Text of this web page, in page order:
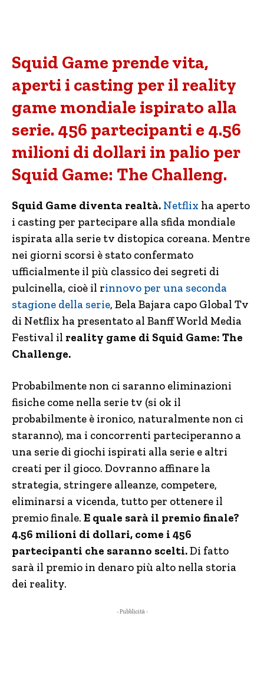
Squid Game prende vita,
aperti i casting per il reality
game mondiale ispirato alla
serie. 456 partecipanti e 4.56
milioni di dollari in palio per
Squid Game: The Challeng.
Squid Game diventa realtà. Netflix ha aperto
i casting per partecipare alla sfida mondiale
ispirata alla serie tv distopica coreana. Mentre
nei giorni scorsi è stato confermato
ufficialmente il più classico dei segreti di
pulcinella, cioè il rinnovo per una seconda
stagione della serie, Bela Bajara capo Global Tv
di Netflix ha presentato al Banff World Media
Festival il reality game di Squid Game: The
Challenge.
Probabilmente non ci saranno eliminazioni
fisiche come nella serie tv (si ok il
probabilmente è ironico, naturalmente non ci
staranno), ma i concorrenti parteciperanno a
una serie di giochi ispirati alla serie e altri
creati per il gioco. Dovranno affinare la
strategia, stringere alleanze, competere,
eliminarsi a vicenda, tutto per ottenere il
premio finale. E quale sarà il premio finale?
4.56 milioni di dollari, come i 456
partecipanti che saranno scelti.Di fatto
sarà il premio in denaro più alto nella storia
dei reality.
- Pubblicità -